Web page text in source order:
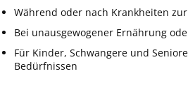
Während oder nach Krankheiten
Bei unausgewogener Ernährung
Für Kinder, Schwangere und
Bedürfnissen